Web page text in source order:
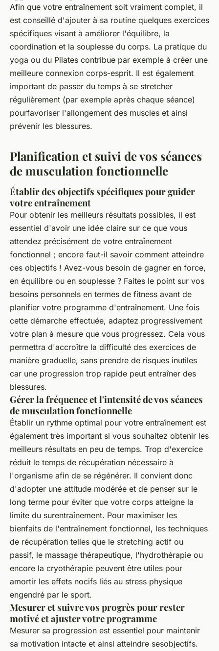
Afin que votre entraînement soit vraiment complet, il
est conseillé d'ajouter à sa routine quelques exercices
spécifiques visant à améliorer l'équilibre, la
coordination et la souplesse du corps. La pratique du
yoga ou du Pilates contribue par exemple à créer une
meilleure connexion corps-esprit. Il est également
important de passer du temps à se stretcher
régulièrement (par exemple après chaque séance)
pourfavoriser l'allongement des muscles et ainsi
prévenir les blessures.
Planification et suivi de vos séances
de musculation fonctionnelle
Établir des objectifs spécifiques pour guider
votre entraînement
Pour obtenir les meilleurs résultats possibles, il est
essentiel d'avoir une idée claire sur ce que vous
attendez précisément de votre entraînement
fonctionnel ; encore faut-il savoir comment atteindre
ces objectifs ! Avez-vous besoin de gagner en force,
en équilibre ou en souplesse ? Faites le point sur vos
besoins personnels en termes de fitness avant de
planifier votre programme d'entraînement. Une fois
cette démarche effectuée, adaptez progressivement
votre plan à mesure que vous progressez. Cela vous
permettra d'accroître la difficulté des exercices de
manière graduelle, sans prendre de risques inutiles
car une progression trop rapide peut entraîner des
blessures.
Gérer la fréquence et l'intensité de vos séances
de musculation fonctionnelle
Établir un rythme optimal pour votre entraînement est
également très important si vous souhaitez obtenir les
meilleurs résultats en peu de temps. Trop d'exercice
réduit le temps de récupération nécessaire à
l'organisme afin de se régénérer. Il convient donc
d'adopter une attitude modérée et de penser sur le
long terme pour éviter que votre corps atteigne la
limite du surentraînement. Pour maximiser les
bienfaits de l'entraînement fonctionnel, les techniques
de récupération telles que le stretching actif ou
passif, le massage thérapeutique, l'hydrothérapie ou
encore la cryothérapie peuvent être utiles pour
amortir les effets nocifs liés au stress physique
engendré par le sport.
Mesurer et suivre vos progrès pour rester
motivé et ajuster votre programme
Mesurer sa progression est essentiel pour maintenir
sa motivation intacte et ainsi atteindre sesobjectifs.